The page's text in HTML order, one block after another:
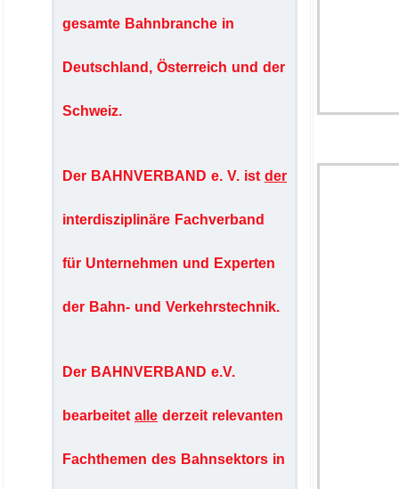
gesamte Bahnbranche in
Deutschland, Österreich und der
Schweiz.
Der BAHNVERBAND e. V. ist der
interdisziplinäre Fachverband
für Unternehmen und Experten
der Bahn- und Verkehrstechnik.
Der BAHNVERBAND e.V.
bearbeitet alle derzeit relevanten
Fachthemen des Bahnsektors in